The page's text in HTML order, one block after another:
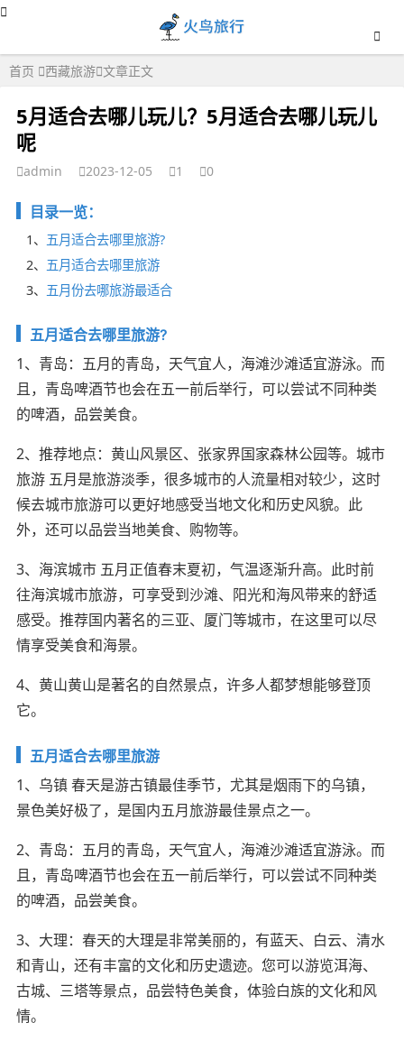
首页 西藏旅游 文章正文
5月适合去哪儿玩儿？5月适合去哪儿玩儿
呢
admin 2023-12-05 1 0
目录一览：
1、 五月适合去哪里旅游?
2、 五月适合去哪里旅游
3、 五月份去哪旅游最适合
五月适合去哪里旅游?
1、青岛：五月的青岛，天气宜人，海滩沙滩适宜游泳。而
且，青岛啤酒节也会在五一前后举行，可以尝试不同种类
的啤酒，品尝美食。
2、推荐地点：黄山风景区、张家界国家森林公园等。城市
旅游 五月是旅游淡季，很多城市的人流量相对较少，这时
候去城市旅游可以更好地感受当地文化和历史风貌。此
外，还可以品尝当地美食、购物等。
3、海滨城市 五月正值春末夏初，气温逐渐升高。此时前
往海滨城市旅游，可享受到沙滩、阳光和海风带来的舒适
感受。推荐国内著名的三亚、厦门等城市，在这里可以尽
情享受美食和海景。
4、黄山黄山是著名的自然景点，许多人都梦想能够登顶
它。
五月适合去哪里旅游
1、乌镇 春天是游古镇最佳季节，尤其是烟雨下的乌镇，
景色美好极了，是国内五月旅游最佳景点之一。
2、青岛：五月的青岛，天气宜人，海滩沙滩适宜游泳。而
且，青岛啤酒节也会在五一前后举行，可以尝试不同种类
的啤酒，品尝美食。
3、大理：春天的大理是非常美丽的，有蓝天、白云、清水
和青山，还有丰富的文化和历史遗迹。您可以游览洱海、
古城、三塔等景点，品尝特色美食，体验白族的文化和风
情。